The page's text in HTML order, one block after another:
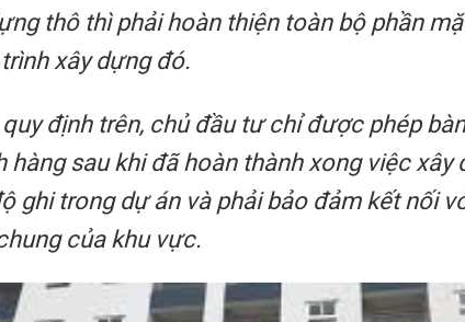
thô thì phải hoàn thiện toàn bộ phần
xây dựng đó.
quy định trên, chủ đầu tư chỉ được phép
hàng sau khi đã hoàn thành xong việc xây
ghi trong dự án và phải bảo đảm kết nối
của khu vực.